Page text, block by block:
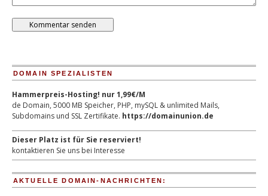
DOMAIN SPEZIALISTEN
Hammerpreis-Hosting! nur 1,99€/M
de Domain, 5000 MB Speicher, PHP, mySQL & unlimited Mails,
Subdomains und SSL Zertifikate. https://domainunion.de
Dieser Platz ist für Sie reserviert!
kontaktieren Sie uns bei Interesse
AKTUELLE DOMAIN-NACHRICHTEN: